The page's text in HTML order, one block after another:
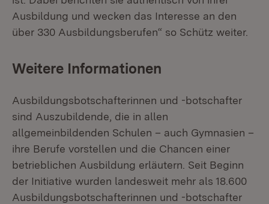
Ausbildung und wecken das Interesse an den
über 330 Ausbildungsberufen“ so Schütz weiter.
Weitere Informationen
Ausbildungsbotschafterinnen und -botschafter
sind Auszubildende, die in allen
allgemeinbildenden Schulen – auch Gymnasien –
ihre Berufe vorstellen und die Chancen einer
betrieblichen Ausbildung erläutern. Seit Beginn
der Initiative wurden landesweit mehr als 18.600
Ausbildungsbotschafterinnen und -botschafter